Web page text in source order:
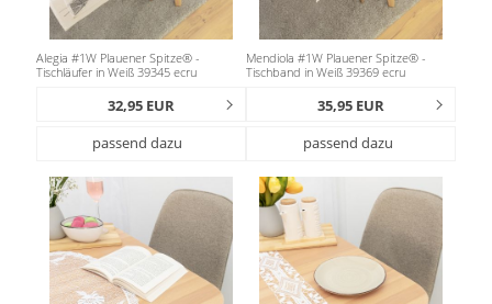
Alegia #1W Plauener Spitze® -
Tischläufer in Weiß 39345 ecru
32,95 EUR
passend dazu
Mendiola #1W Plauener Spitze® -
Tischband in Weiß 39369 ecru
35,95 EUR
passend dazu